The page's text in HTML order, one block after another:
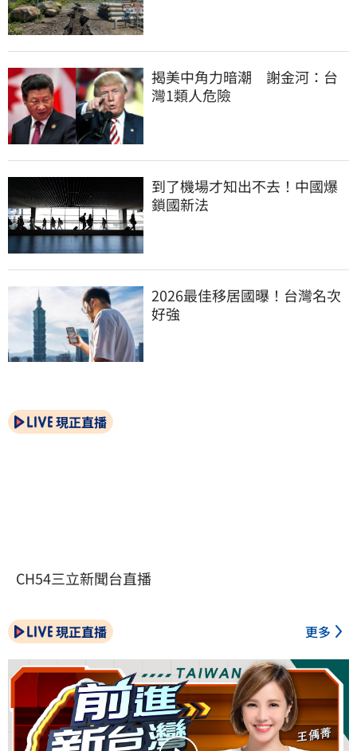
揭美中角力暗潮　謝金河：台
灣1類人危險
到了機場才知出不去！中國爆
鎖國新法
2026最佳移居國曝！台灣名次
好強
現正直播
CH54三立新聞台直播
現正直播 更多